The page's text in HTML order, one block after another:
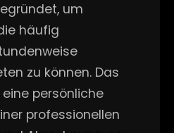
um
häufig
zu können. Das
persönliche
professionellen